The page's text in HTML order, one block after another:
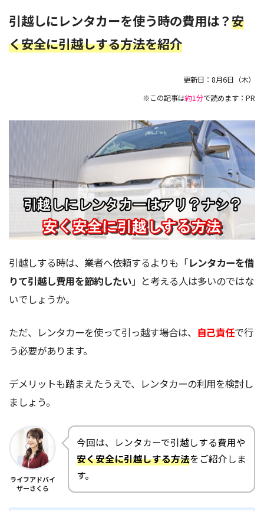
引越しにレンタカーを使う時の費用は？安
く安全に引越しする方法を紹介
更新日： 8月6日（木）
※この記事は約1分で読めます：PR
引越しする時は、業者へ依頼するよりも「レンタカーを借
りて引越し費用を節約したい」と考える人は多いのではな
いでしょうか。
ただ、レンタカーを使って引っ越す場合は、 自己責任で行
う必要があります。
デメリットも踏まえたうえで、レンタカーの利用を検討し
ましょう。
ライフアドバイ
ザーさくら
今回は、レンタカーで引越しする費用や
安く安全に引越しする方法をご紹介しま
す。